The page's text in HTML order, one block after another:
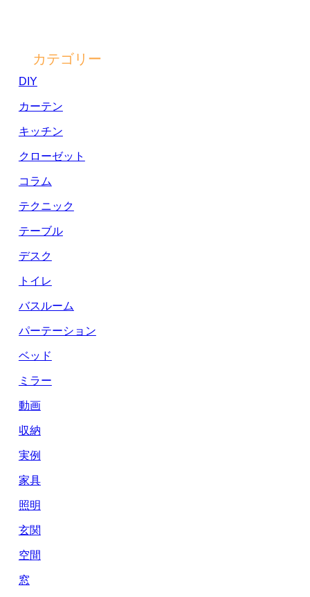
カテゴリー
DIY
カーテン
キッチン
クローゼット
コラム
テクニック
テーブル
デスク
トイレ
バスルーム
パーテーション
ベッド
ミラー
動画
収納
実例
家具
照明
玄関
空間
窓